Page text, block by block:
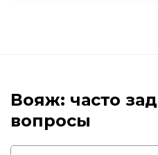
Вояж: часто
вопросы